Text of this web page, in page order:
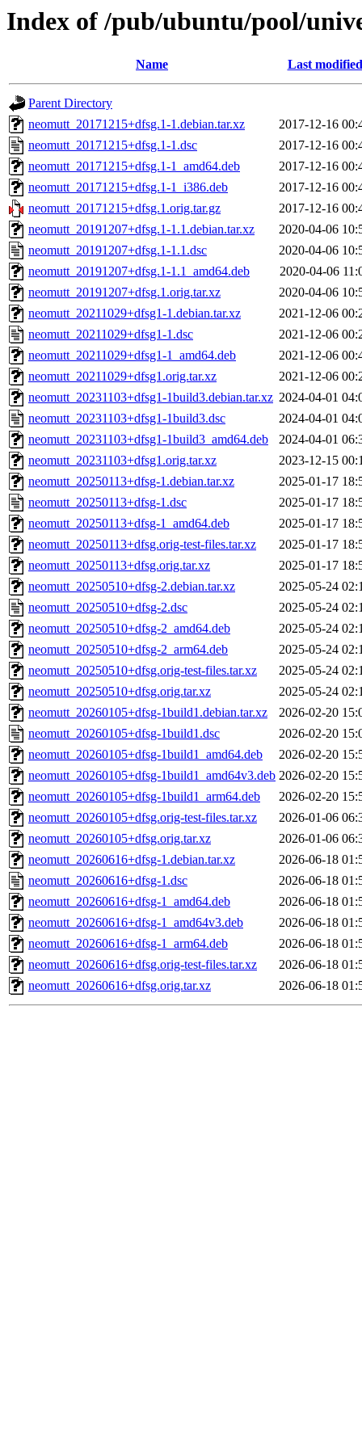
Index of /pub/ubuntu/pool/
Name Last modified
Parent Directory
neomutt_20171215+dfsg.1-1.debian.tar.xz
2017-12-16
neomutt_20171215+dfsg.1-1.dsc
2017-12-16
neomutt_20171215+dfsg.1-1_amd64.deb
2017-12-16
neomutt_20171215+dfsg.1-1_i386.deb
2017-12-16
neomutt_20171215+dfsg.1.orig.tar.gz
2017-12-16
neomutt_20191207+dfsg.1-1.1.debian.tar.xz
2020-04-06
neomutt_20191207+dfsg.1-1.1.dsc
2020-04-06
neomutt_20191207+dfsg.1-1.1_amd64.deb
2020-04-06
neomutt_20191207+dfsg.1.orig.tar.xz
2020-04-06
neomutt_20211029+dfsg1-1.debian.tar.xz
2021-12-06
neomutt_20211029+dfsg1-1.dsc
2021-12-06
neomutt_20211029+dfsg1-1_amd64.deb
2021-12-06
neomutt_20211029+dfsg1.orig.tar.xz
2021-12-06
neomutt_20231103+dfsg1-1build3.debian.tar.xz 2024-04-01
neomutt_20231103+dfsg1-1build3.dsc
2024-04-01
neomutt_20231103+dfsg1-1build3_amd64.deb
2024-04-01
neomutt_20231103+dfsg1.orig.tar.xz
2023-12-15
neomutt_20250113+dfsg-1.debian.tar.xz
2025-01-17
neomutt_20250113+dfsg-1.dsc
2025-01-17
neomutt_20250113+dfsg-1_amd64.deb
2025-01-17
neomutt_20250113+dfsg.orig-test-files.tar.xz
2025-01-17
neomutt_20250113+dfsg.orig.tar.xz
2025-01-17
neomutt_20250510+dfsg-2.debian.tar.xz
2025-05-24
neomutt_20250510+dfsg-2.dsc
2025-05-24
neomutt_20250510+dfsg-2_amd64.deb
2025-05-24
neomutt_20250510+dfsg-2_arm64.deb
2025-05-24
neomutt_20250510+dfsg.orig-test-files.tar.xz
2025-05-24
neomutt_20250510+dfsg.orig.tar.xz
2025-05-24
neomutt_20260105+dfsg-1build1.debian.tar.xz
2026-02-20
neomutt_20260105+dfsg-1build1.dsc
2026-02-20
neomutt_20260105+dfsg-1build1_amd64.deb
2026-02-20
neomutt_20260105+dfsg-1build1_amd64v3.deb 2026-02-20
neomutt_20260105+dfsg-1build1_arm64.deb
2026-02-20
neomutt_20260105+dfsg.orig-test-files.tar.xz
2026-01-06
neomutt_20260105+dfsg.orig.tar.xz
2026-01-06
neomutt_20260616+dfsg-1.debian.tar.xz
2026-06-18
neomutt_20260616+dfsg-1.dsc
2026-06-18
neomutt_20260616+dfsg-1_amd64.deb
2026-06-18
neomutt_20260616+dfsg-1_amd64v3.deb
2026-06-18
neomutt_20260616+dfsg-1_arm64.deb
2026-06-18
neomutt_20260616+dfsg.orig-test-files.tar.xz
2026-06-18
neomutt_20260616+dfsg.orig.tar.xz
2026-06-18